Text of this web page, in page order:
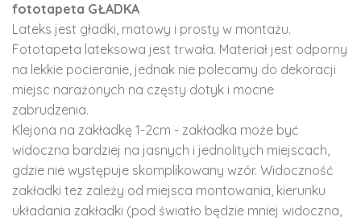
fototapeta GŁADKA
Lateks jest gładki, matowy i prosty w montażu.
Fototapeta lateksowa jest trwała. Materiał jest odporny
na lekkie pocieranie, jednak nie polecamy do dekoracji
miejsc narażonych na częsty dotyk i mocne
zabrudzenia.
Klejona na zakładkę 1-2cm - zakładka może być
widoczna bardziej na jasnych i jednolitych miejscach,
gdzie nie występuje skomplikowany wzór. Widoczność
zakładki tez zależy od miejsca montowania, kierunku
układania zakładki (pod światło będzie mniej widoczna,